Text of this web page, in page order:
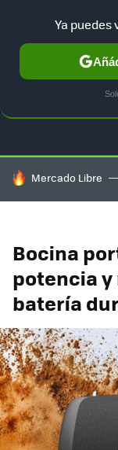
GUÍA
HOY SE HABLA DE
Mercado Libre
Bocina
potencia y
batería
Ya puedes